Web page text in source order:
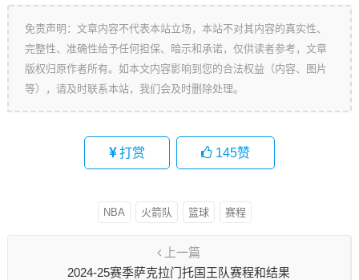
免责声明：文章内容不代表本站立场，本站不对其内容的真实性、
完整性、准确性给予任何担保、暗示和承诺，仅供读者参考，文章
版权归原作者所有。如本文内容影响到您的合法权益（内容、图片
等），请及时联系本站，我们会及时删除处理。
打赏 145赞
NBA 火箭队 篮球 赛程
上一篇
2024-25赛季萨克拉门托国王队赛程和结果